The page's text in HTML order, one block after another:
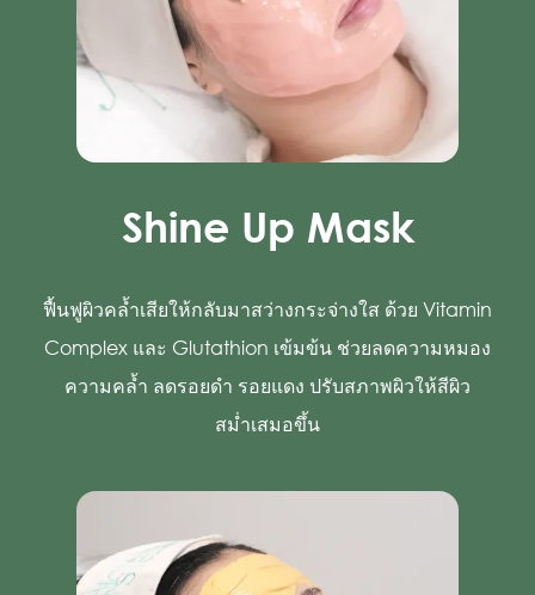
Shine Up Mask
ฟื้นฟูผิวคล้ำเสียให้กลับมาสว่างกระจ่างใส ด้วย Vitamin
Complex และ Glutathion เข้มข้น ช่วยลดความหมอง
ความคล้ำ ลดรอยดำ รอยแดง ปรับสภาพผิวให้สีผิว
สม่ำเสมอขึ้น